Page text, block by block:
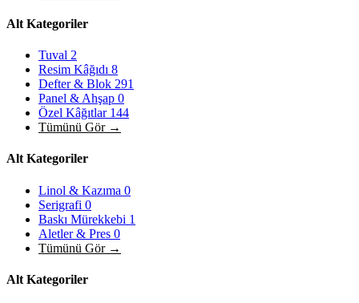
Alt Kategoriler
Tuval 2
Resim Kâğıdı 8
Defter & Blok 291
Panel & Ahşap 0
Özel Kâğıtlar 144
Tümünü Gör →
Alt Kategoriler
Linol & Kazıma 0
Serigrafi 0
Baskı Mürekkebi 1
Aletler & Pres 0
Tümünü Gör →
Alt Kategoriler